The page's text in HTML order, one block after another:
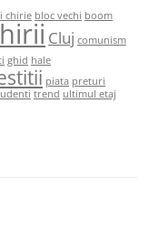
chirie bloc vechi boom
Cluj comunism
ghid hale
piata preturi
trend ultimul etaj